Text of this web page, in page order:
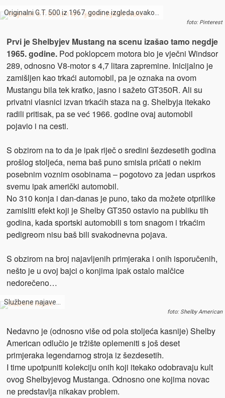
Originalni G.T. 500 iz 1967. godine izgleda ovako…
foto: Pinterest
Prvi je Shelbyjev Mustang na scenu izašao tamo negdje
1965. godine.Pod poklopcem motora bio je vječni Windsor
289, odnosno V8-motor s 4,7 litara zapremine. Inicijalno je
zamišljen kao trkaći automobil, pa je oznaka na ovom
Mustangu bila tek kratko, jasno i sažeto GT350R. Ali su
privatni vlasnici izvan trkaćih staza na g. Shelbyja itekako
radili pritisak, pa se već 1966. godine ovaj automobil
pojavio i na cesti.
S obzirom na to da je ipak riječ o sredini šezdesetih godina
prošlog stoljeća, nema baš puno smisla pričati o nekim
posebnim voznim osobinama – pogotovo za jedan usprkos
svemu ipak američki automobil.
No 310 konja i dan-danas je puno, tako da možete otprilike
zamisliti efekt koji je Shelby GT350 ostavio na publiku tih
godina, kada sportski automobili s tom snagom i trkaćim
pedigreom nisu baš bili svakodnevna pojava.
S obzirom na broj najavljenih primjeraka i onih isporučenih,
nešto je u ovoj bajci o konjima ipak ostalo malčice
nedorečeno…
Službene najave…
foto: Shelby American
Nedavno je (odnosno više od pola stoljeća kasnije) Shelby
American odlučio je tržište oplemeniti s još deset
primjeraka legendarnog stroja iz šezdesetih.
I time upotpuniti kolekciju onih koji itekako odobravaju kult
ovog Shelbyjevog Mustanga. Odnosno one kojima novac
ne predstavlja nikakav problem.